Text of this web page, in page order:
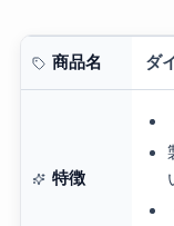
商品名 ダ
特徴